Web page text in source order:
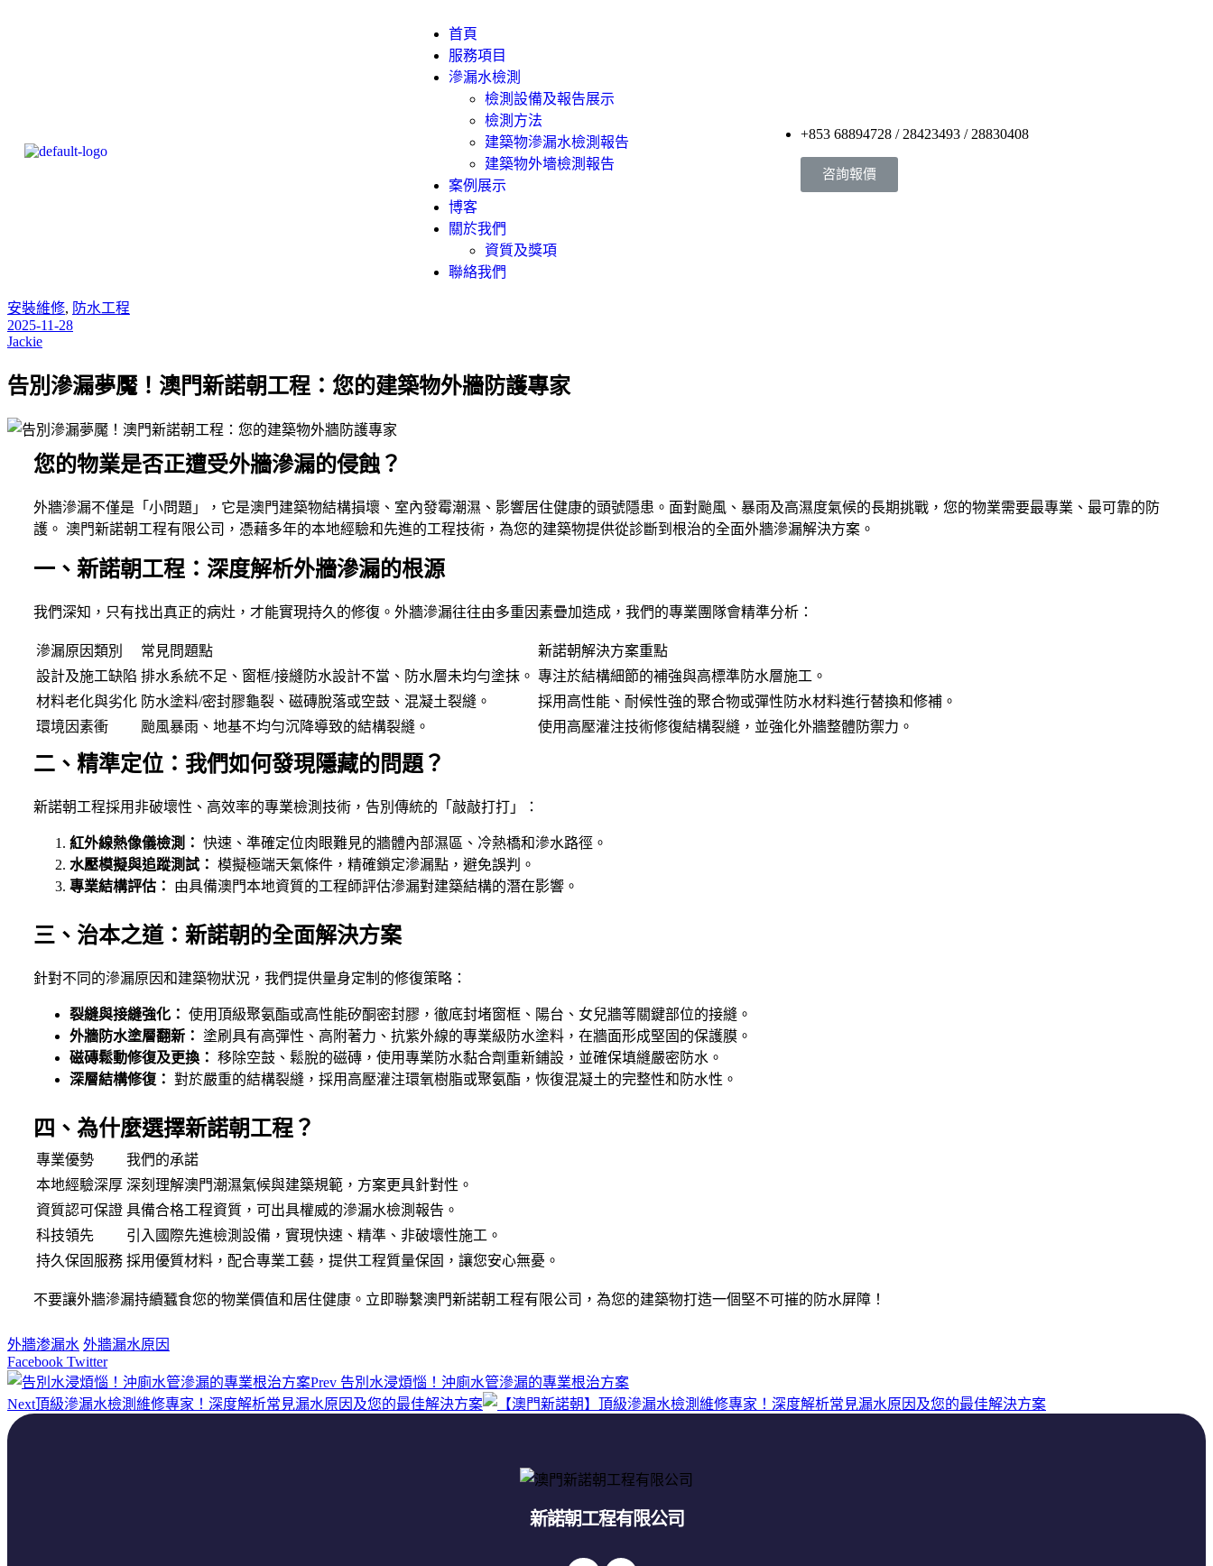
首頁
服務項目
滲漏水檢測
檢測設備及報告展示
檢測方法
建築物滲漏水檢測報告
建築物外墻檢測報告
案例展示
博客
關於我們
資質及獎項
聯絡我們
+853 68894728 / 28423493 / 28830408
咨詢報價
安裝維修, 防水工程
2025-11-28
Jackie
告別滲漏夢魘！澳門新諾朝工程：您的建築物外牆防護專家
您的物業是否正遭受外牆滲漏的侵蝕？
外牆滲漏不僅是「小問題」，它是澳門建築物結構損壞、室內發霉潮濕、影響居住健康的頭號隱患。面對颱風、暴雨及高濕度氣候的長期挑戰，您的物業需要最專業、最可靠的防
護。 澳門新諾朝工程有限公司，憑藉多年的本地經驗和先進的工程技術，為您的建築物提供從診斷到根治的全面外牆滲漏解決方案。
一、新諾朝工程：深度解析外牆滲漏的根源
我們深知，只有找出真正的病灶，才能實現持久的修復。外牆滲漏往往由多重因素疊加造成，我們的專業團隊會精準分析：
滲漏原因類別 常見問題點
新諾朝解決方案重點
設計及施工缺陷 排水系統不足、窗框/接縫防水設計不當、防水層未均勻塗抹。 專注於結構細節的補強與高標準防水層施工。
材料老化與劣化 防水塗料/密封膠龜裂、磁磚脫落或空鼓、混凝土裂縫。
採用高性能、耐候性強的聚合物或彈性防水材料進行替換和修補。
環境因素衝
颱風暴雨、地基不均勻沉降導致的結構裂縫。 使用高壓灌注技術修復結構裂縫，並強化外牆整體防禦力。
二、精準定位：我們如何發現隱藏的問題？
新諾朝工程採用非破壞性、高效率的專業檢測技術，告別傳統的「敲敲打打」：
紅外線熱像儀檢測： 快速、準確定位肉眼難見的牆體內部濕區、冷熱橋和滲水路徑。
水壓模擬與追蹤測試： 模擬極端天氣條件，精確鎖定滲漏點，避免誤判。
專業結構評估：
由具備澳門本地資質的工程師評估滲漏對建築結構的潛在影響。
三、治本之道：新諾朝的全面解決方案
針對不同的滲漏原因和建築物狀況，我們提供量身定制的修復策略：
裂縫與接縫強化： 使用頂級聚氨酯或高性能矽酮密封膠，徹底封堵窗框、陽台、女兒牆等關鍵部位的接縫。
外牆防水塗層翻新：
塗刷具有高彈性、高附著力、抗紫外線的專業級防水塗料，在牆面形成堅固的保護膜。
磁磚鬆動修復及更換： 移除空鼓、鬆脫的磁磚，使用專業防水黏合劑重新鋪設，並確保填縫嚴密防水。
深層結構修復： 對於嚴重的結構裂縫，採用高壓灌注環氧樹脂或聚氨酯，恢復混凝土的完整性和防水性。
四、為什麼選擇新諾朝工程？
專業優勢
我們的承諾
本地經驗深厚 深刻理解澳門潮濕氣候與建築規範，方案更具針對性。
資質認可保證 具備合格工程資質，可出具權威的滲漏水檢測報告。
科技領先
引入國際先進檢測設備，實現快速、精準、非破壞性施工。
持久保固服務 採用優質材料，配合專業工藝，提供工程質量保固，讓您安心無憂。
不要讓外牆滲漏持續蠶食您的物業價值和居住健康。立即聯繫澳門新諾朝工程有限公司，為您的建築物打造一個堅不可摧的防水屏障！
外牆渗漏水 外牆漏水原因
Facebook Twitter
Prev 告別水浸煩惱！沖廁水管滲漏的專業根治方案
Next頂級滲漏水檢測維修專家！深度解析常見漏水原因及您的最佳解決方案
新諾朝工程有限公司